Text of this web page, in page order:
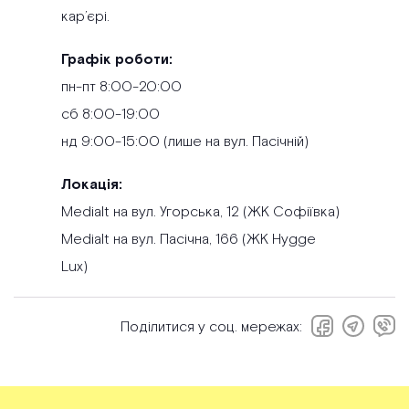
кар’єрі.
Графік роботи:
пн-пт 8:00-20:00
сб 8:00-19:00
нд 9:00-15:00 (лише на вул. Пасічній)
Локація:
Medialt на вул. Угорська, 12 (ЖК Софіївка)
Medialt на вул. Пасічна, 166 (ЖК Hygge
Lux)
Поділитися у соц. мережах: